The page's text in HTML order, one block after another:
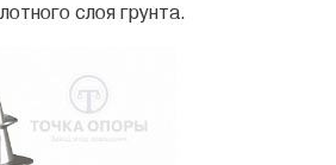
слоя грунта.